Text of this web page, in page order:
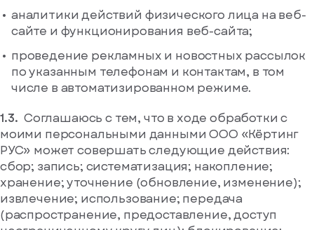
аналитики действий физического лица на веб-
сайте и функционирования веб-сайта;
проведение рекламных и новостных рассылок
по указанным телефонам и контактам, в том
числе в автоматизированном режиме.
Соглашаюсь с тем, что в ходе обработки с
моими персональными данными ООО «Кёртинг
РУС» может совершать следующие действия:
сбор; запись; систематизация; накопление;
хранение; уточнение (обновление, изменение);
извлечение; использование; передача
(распространение, предоставление, доступ